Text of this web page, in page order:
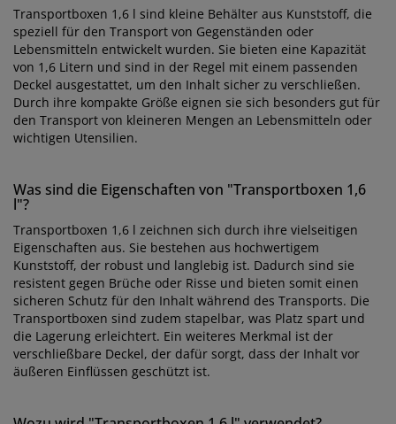
Transportboxen 1,6 l sind kleine Behälter aus Kunststoff, die
speziell für den Transport von Gegenständen oder
Lebensmitteln entwickelt wurden. Sie bieten eine Kapazität
von 1,6 Litern und sind in der Regel mit einem passenden
Deckel ausgestattet, um den Inhalt sicher zu verschließen.
Durch ihre kompakte Größe eignen sie sich besonders gut für
den Transport von kleineren Mengen an Lebensmitteln oder
wichtigen Utensilien.
Was sind die Eigenschaften von "Transportboxen 1,6
l"?
Transportboxen 1,6 l zeichnen sich durch ihre vielseitigen
Eigenschaften aus. Sie bestehen aus hochwertigem
Kunststoff, der robust und langlebig ist. Dadurch sind sie
resistent gegen Brüche oder Risse und bieten somit einen
sicheren Schutz für den Inhalt während des Transports. Die
Transportboxen sind zudem stapelbar, was Platz spart und
die Lagerung erleichtert. Ein weiteres Merkmal ist der
verschließbare Deckel, der dafür sorgt, dass der Inhalt vor
äußeren Einflüssen geschützt ist.